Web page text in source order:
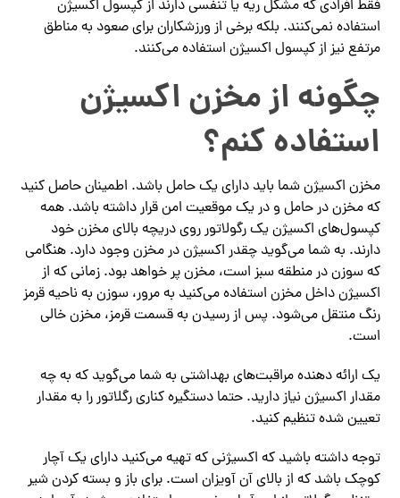
فقط افرادی که مشکل ریه یا تنفسی دارند از کپسول اکسیژن
استفاده نمی‌کنند. بلکه برخی از ورزشکاران برای صعود به مناطق
مرتفع نیز از کپسول اکسیژن استفاده می‌کنند.
چگونه از مخزن اکسیژن
استفاده کنم؟
مخزن اکسیژن شما باید دارای یک حامل باشد. اطمینان حاصل کنید
که مخزن در حامل و در یک موقعیت امن قرار داشته باشد. همه
کپسول‌های اکسیژن یک رگولاتور روی دریچه بالای مخزن خود
دارند. به شما می‌گوید چقدر اکسیژن در مخزن وجود دارد. هنگامی
که سوزن در منطقه سبز است، مخزن پر خواهد بود. زمانی که از
اکسیژن داخل مخزن استفاده می‌کنید به مرور، سوزن به ناحیه قرمز
رنگ منتقل می‌شود. پس از رسیدن به قسمت قرمز، مخزن خالی
است.
یک ارائه دهنده مراقبت‌های بهداشتی به شما می‌گوید که به چه
مقدار اکسیژن نیاز دارید. حتما دستگیره کناری رگلاتور را به مقدار
تعیین شده تنظیم کنید.
توجه داشته باشید که اکسیژنی که تهیه می‌کنید دارای یک آچار
کوچک باشد که از بالای آن آویزان است. برای باز و بسته کردن شیر